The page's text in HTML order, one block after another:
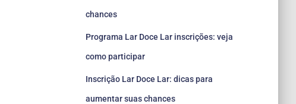
chances
Programa Lar Doce Lar inscrições: veja
como participar
Inscrição Lar Doce Lar: dicas para
aumentar suas chances